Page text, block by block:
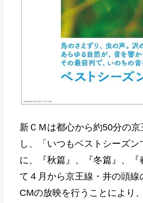
新ＣＭは都心から約50分の
し、「いつもベストシーズ
に、『秋篇』、『冬篇』、
て４月から京王線・井の頭
CMの放映を行うことにより